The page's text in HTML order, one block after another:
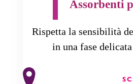
Assorbenti
Rispetta la sensibilità
in una fase